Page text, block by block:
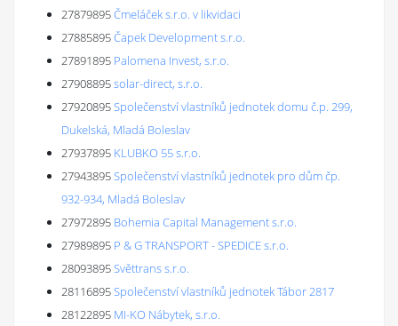
27879895Čmeláček s.r.o. v likvidaci
27885895Čapek Development s.r.o.
27891895 Palomena Invest, s.r.o.
27908895solar-direct, s.r.o.
27920895Společenství vlastníků jednotek domu č.p. 299,
Dukelská, Mladá Boleslav
27937895 KLUBKO 55 s.r.o.
27943895Společenství vlastníků jednotek pro dům čp.
932-934, Mladá Boleslav
27972895 Bohemia Capital Management s.r.o.
27989895 P & G TRANSPORT - SPEDICE s.r.o.
28093895Světtrans s.r.o.
28116895Společenství vlastníků jednotek Tábor 2817
28122895 MI-KO Nábytek, s.r.o.